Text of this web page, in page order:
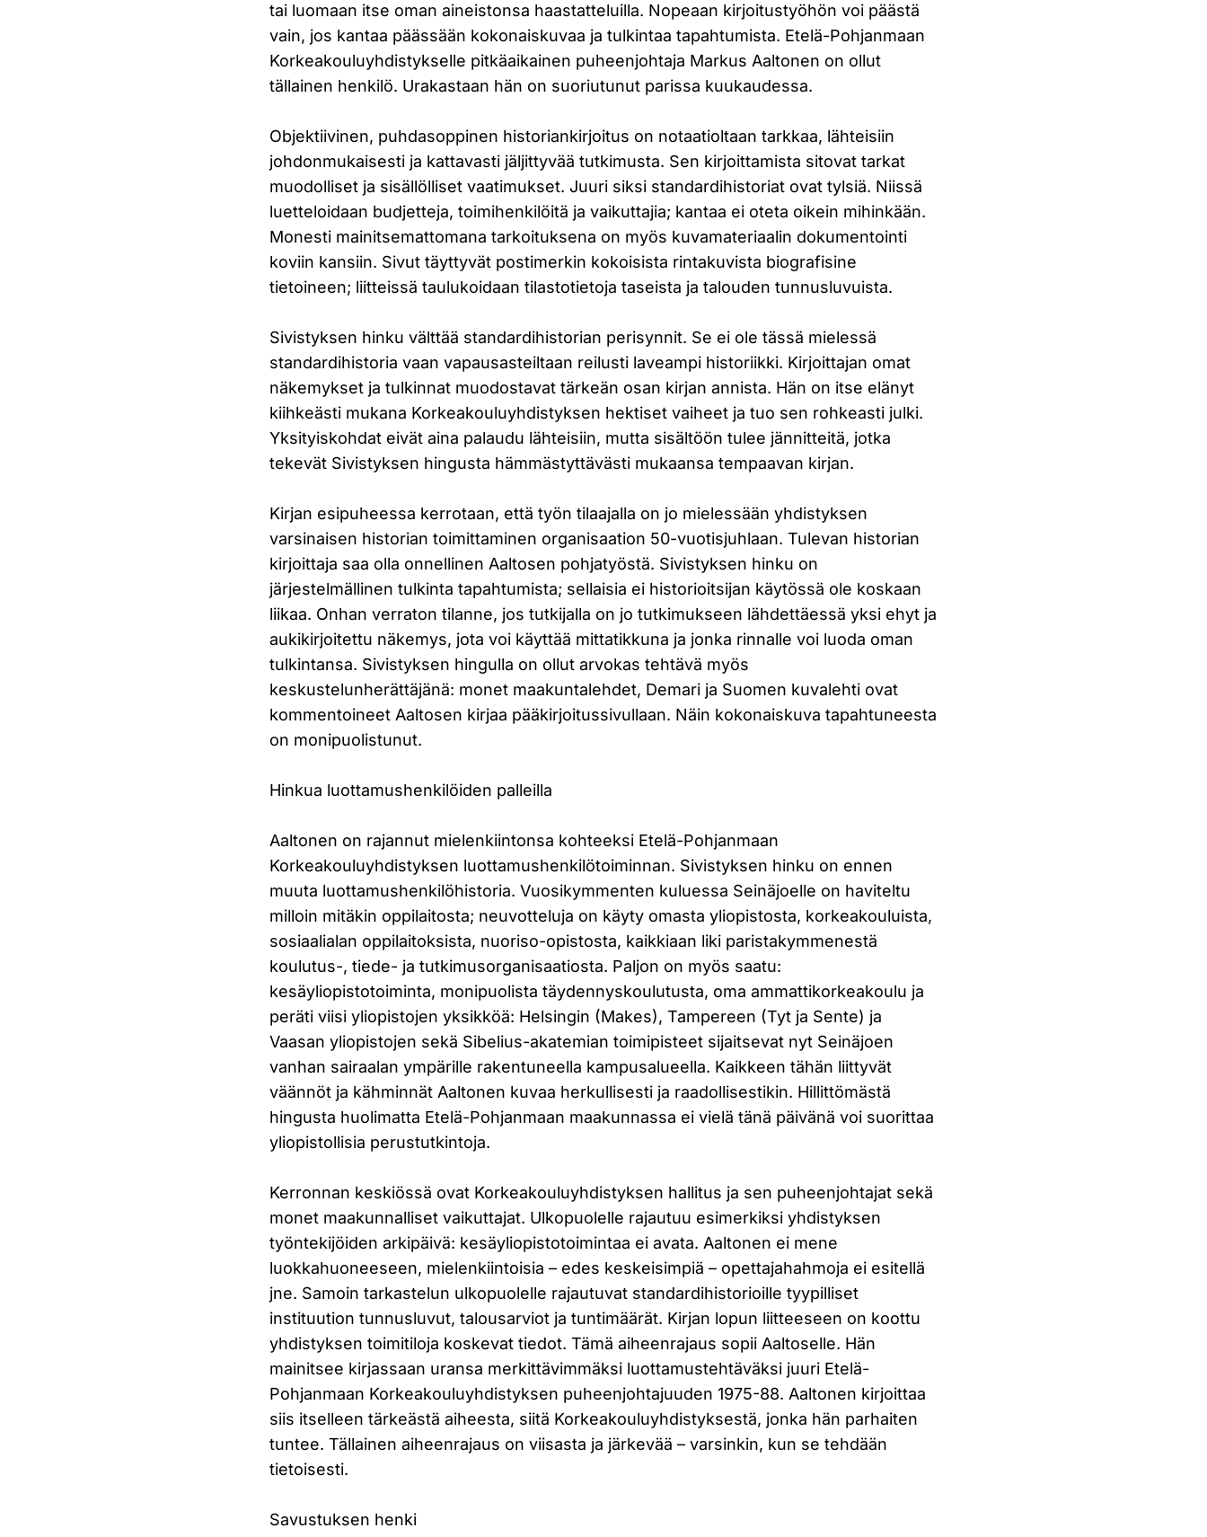
tai luomaan itse oman aineistonsa haastatteluilla. Nopeaan kirjoitustyöhön voi päästä
vain, jos kantaa päässään kokonaiskuvaa ja tulkintaa tapahtumista. Etelä-Pohjanmaan
Korkeakouluyhdistykselle pitkäaikainen puheenjohtaja Markus Aaltonen on ollut
tällainen henkilö. Urakastaan hän on suoriutunut parissa kuukaudessa.
Objektiivinen, puhdasoppinen historiankirjoitus on notaatioltaan tarkkaa, lähteisiin
johdonmukaisesti ja kattavasti jäljittyvää tutkimusta. Sen kirjoittamista sitovat tarkat
muodolliset ja sisällölliset vaatimukset. Juuri siksi standardihistoriat ovat tylsiä. Niissä
luetteloidaan budjetteja, toimihenkilöitä ja vaikuttajia; kantaa ei oteta oikein mihinkään.
Monesti mainitsemattomana tarkoituksena on myös kuvamateriaalin dokumentointi
koviin kansiin. Sivut täyttyvät postimerkin kokoisista rintakuvista biografisine
tietoineen; liitteissä taulukoidaan tilastotietoja taseista ja talouden tunnusluvuista.
Sivistyksen hinku välttää standardihistorian perisynnit. Se ei ole tässä mielessä
standardihistoria vaan vapausasteiltaan reilusti laveampi historiikki. Kirjoittajan omat
näkemykset ja tulkinnat muodostavat tärkeän osan kirjan annista. Hän on itse elänyt
kiihkeästi mukana Korkeakouluyhdistyksen hektiset vaiheet ja tuo sen rohkeasti julki.
Yksityiskohdat eivät aina palaudu lähteisiin, mutta sisältöön tulee jännitteitä, jotka
tekevät Sivistyksen hingusta hämmästyttävästi mukaansa tempaavan kirjan.
Kirjan esipuheessa kerrotaan, että työn tilaajalla on jo mielessään yhdistyksen
varsinaisen historian toimittaminen organisaation 50-vuotisjuhlaan. Tulevan historian
kirjoittaja saa olla onnellinen Aaltosen pohjatyöstä. Sivistyksen hinku on
järjestelmällinen tulkinta tapahtumista; sellaisia ei historioitsijan käytössä ole koskaan
liikaa. Onhan verraton tilanne, jos tutkijalla on jo tutkimukseen lähdettäessä yksi ehyt ja
aukikirjoitettu näkemys, jota voi käyttää mittatikkuna ja jonka rinnalle voi luoda oman
tulkintansa. Sivistyksen hingulla on ollut arvokas tehtävä myös
keskustelunherättäjänä: monet maakuntalehdet, Demari ja Suomen kuvalehti ovat
kommentoineet Aaltosen kirjaa pääkirjoitussivullaan. Näin kokonaiskuva tapahtuneesta
on monipuolistunut.
Hinkua luottamushenkilöiden palleilla
Aaltonen on rajannut mielenkiintonsa kohteeksi Etelä-Pohjanmaan
Korkeakouluyhdistyksen luottamushenkilötoiminnan. Sivistyksen hinku on ennen
muuta luottamushenkilöhistoria. Vuosikymmenten kuluessa Seinäjoelle on haviteltu
milloin mitäkin oppilaitosta; neuvotteluja on käyty omasta yliopistosta, korkeakouluista,
sosiaalialan oppilaitoksista, nuoriso-opistosta, kaikkiaan liki paristakymmenestä
koulutus-, tiede- ja tutkimusorganisaatiosta. Paljon on myös saatu:
kesäyliopistotoiminta, monipuolista täydennyskoulutusta, oma ammattikorkeakoulu ja
peräti viisi yliopistojen yksikköä: Helsingin (Makes), Tampereen (Tyt ja Sente) ja
Vaasan yliopistojen sekä Sibelius-akatemian toimipisteet sijaitsevat nyt Seinäjoen
vanhan sairaalan ympärille rakentuneella kampusalueella. Kaikkeen tähän liittyvät
väännöt ja kähminnät Aaltonen kuvaa herkullisesti ja raadollisestikin. Hillittömästä
hingusta huolimatta Etelä-Pohjanmaan maakunnassa ei vielä tänä päivänä voi suorittaa
yliopistollisia perustutkintoja.
Kerronnan keskiössä ovat Korkeakouluyhdistyksen hallitus ja sen puheenjohtajat sekä
monet maakunnalliset vaikuttajat. Ulkopuolelle rajautuu esimerkiksi yhdistyksen
työntekijöiden arkipäivä: kesäyliopistotoimintaa ei avata. Aaltonen ei mene
luokkahuoneeseen, mielenkiintoisia – edes keskeisimpiä – opettajahahmoja ei esitellä
jne. Samoin tarkastelun ulkopuolelle rajautuvat standardihistorioille tyypilliset
instituution tunnusluvut, talousarviot ja tuntimäärät. Kirjan lopun liitteeseen on koottu
yhdistyksen toimitiloja koskevat tiedot. Tämä aiheenrajaus sopii Aaltoselle. Hän
mainitsee kirjassaan uransa merkittävimmäksi luottamustehtäväksi juuri Etelä-
Pohjanmaan Korkeakouluyhdistyksen puheenjohtajuuden 1975-88. Aaltonen kirjoittaa
siis itselleen tärkeästä aiheesta, siitä Korkeakouluyhdistyksestä, jonka hän parhaiten
tuntee. Tällainen aiheenrajaus on viisasta ja järkevää – varsinkin, kun se tehdään
tietoisesti.
Savustuksen henki